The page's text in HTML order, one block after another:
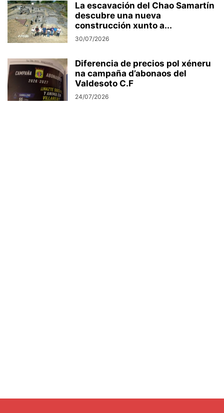
La escavación del Chao Samartín
descubre una nueva
construcción xunto a...
30/07/2026
Diferencia de precios pol xéneru
na campaña d’abonaos del
Valdesoto C.F
24/07/2026